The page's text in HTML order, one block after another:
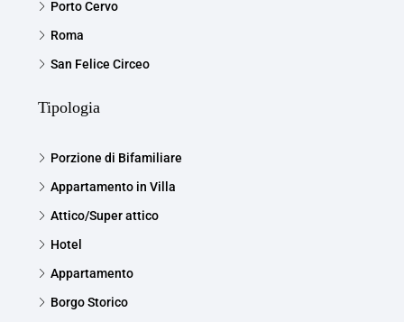
Porto Cervo
Roma
San Felice Circeo
Tipologia
Porzione di Bifamiliare
Appartamento in Villa
Attico/Super attico
Hotel
Appartamento
Borgo Storico